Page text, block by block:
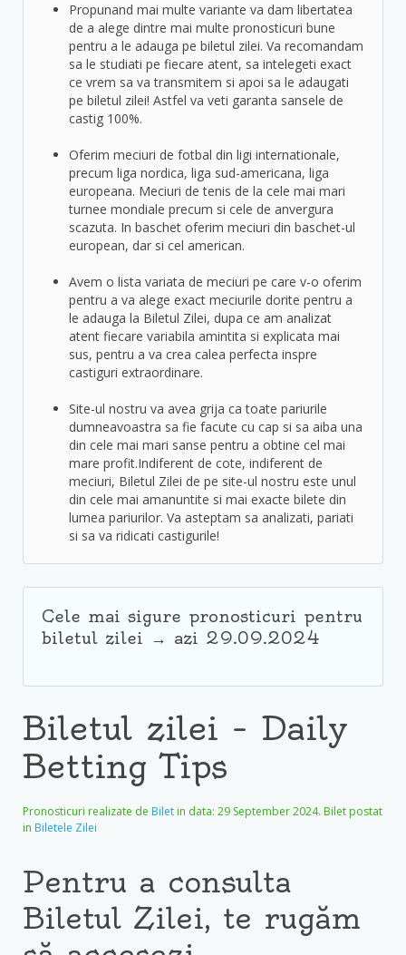
Propunand mai multe variante va dam libertatea
de a alege dintre mai multe pronosticuri bune
pentru a le adauga pe biletul zilei. Va recomandam
sa le studiati pe fiecare atent, sa intelegeti exact
ce vrem sa va transmitem si apoi sa le adaugati
pe biletul zilei! Astfel va veti garanta sansele de
castig 100%.
Oferim meciuri de fotbal din ligi internationale,
precum liga nordica, liga sud-americana, liga
europeana. Meciuri de tenis de la cele mai mari
turnee mondiale precum si cele de anvergura
scazuta. In baschet oferim meciuri din baschet-ul
european, dar si cel american.
Avem o lista variata de meciuri pe care v-o oferim
pentru a va alege exact meciurile dorite pentru a
le adauga la Biletul Zilei, dupa ce am analizat
atent fiecare variabila amintita si explicata mai
sus, pentru a va crea calea perfecta inspre
castiguri extraordinare.
Site-ul nostru va avea grija ca toate pariurile
dumneavoastra sa fie facute cu cap si sa aiba una
din cele mai mari sanse pentru a obtine cel mai
mare profit.Indiferent de cote, indiferent de
meciuri, Biletul Zilei de pe site-ul nostru este unul
din cele mai amanuntite si mai exacte bilete din
lumea pariurilor. Va asteptam sa analizati, pariati
si sa va ridicati castigurile!
Cele mai sigure pronosticuri pentru
biletul zilei → azi 29.09.2024
Biletul zilei – Daily
Betting Tips
Pronosticuri realizate de Bilet in data: 29 September 2024. Bilet postat
in Biletele Zilei
Pentru a consulta
Biletul Zilei, te rugăm